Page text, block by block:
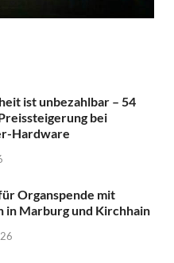
ist unbezahlbar – 54
bei
Hardware
Organspende mit
in Marburg und Kirchhain